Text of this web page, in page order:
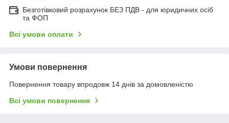
Безготівковий розрахунок БЕЗ ПДВ - для юридичних осіб
та ФОП
Всі умови оплати
Умови повернення
Повернення товару впродовж 14 днів за домовленістю
Всі умови повернення